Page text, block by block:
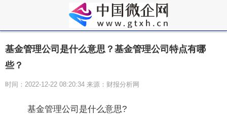
基金管理公司是什么意思？基金管理公司特点有哪
些？
时间：2022-12-22 08:20:34 来源：财报分析网
基金管理公司是什么意思?